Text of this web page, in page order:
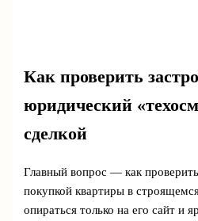
Как проверить
юридический
сделкой
Главный вопрос — как
покупкой квартиры в
опираться только на его сайт и